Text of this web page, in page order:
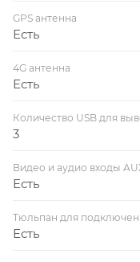
GPS антенна
Есть
4G антенна
Есть
Количество USB для
3
Видео и аудио входы
Есть
Тюльпан для
Есть